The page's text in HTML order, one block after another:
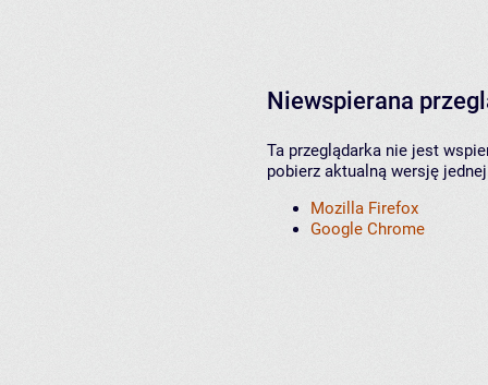
Niewspierana
Ta przeglądarka nie jest
pobierz aktualną wersję
Mozilla Firefox
Google Chrome